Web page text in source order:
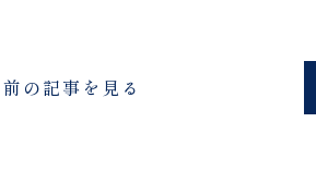
前の記事を見る